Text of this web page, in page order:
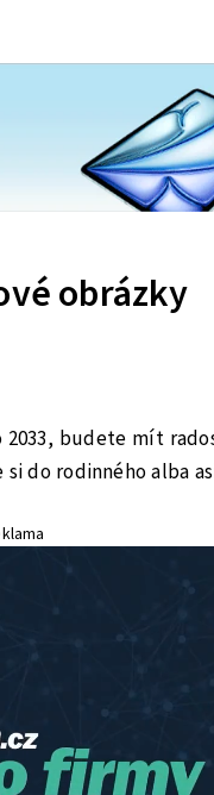
obrázky
budete mít
do rodinného alba